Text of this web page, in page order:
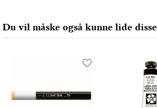
65205 Wiesbaden, Germany
export@holtz-gmbh.de
Copic
Too Marker Products Inc.
Du vil måske også kunne lide disse